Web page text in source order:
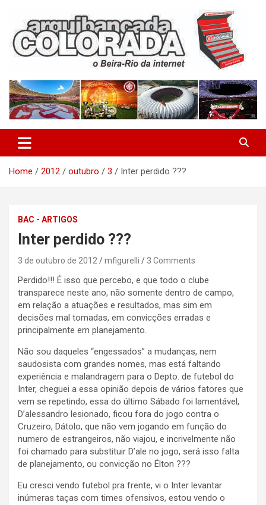
content
Arquibancada Colorada
Home 2012 outubro 3 Inter perdido ???
BAC - ARTIGOS
Inter perdido ???
3 de outubro de 2012 mfigurelli 3 Comments
Perdido!!! É isso que percebo, e que todo o clube
transparece neste ano, não somente dentro de campo,
em relação a atuações e resultados, mas sim em
decisões mal tomadas, em convicções erradas e
principalmente em planejamento.
Não sou daqueles “engessados” a mudanças, nem
saudosista com grandes nomes, mas está faltando
experiência e malandragem para o Depto. de futebol do
Inter, cheguei a essa opinião depois de vários fatores que
vem se repetindo, essa do último Sábado foi lamentável,
D’alessandro lesionado, ficou fora do jogo contra o
Cruzeiro, Dátolo, que não vem jogando em função do
numero de estrangeiros, não viajou, e incrivelmente não
foi chamado para substituir D’ale no jogo, será isso falta
de planejamento, ou convicção no Élton ???
Eu cresci vendo futebol pra frente, vi o Inter levantar
inúmeras taças com times ofensivos, estou vendo o